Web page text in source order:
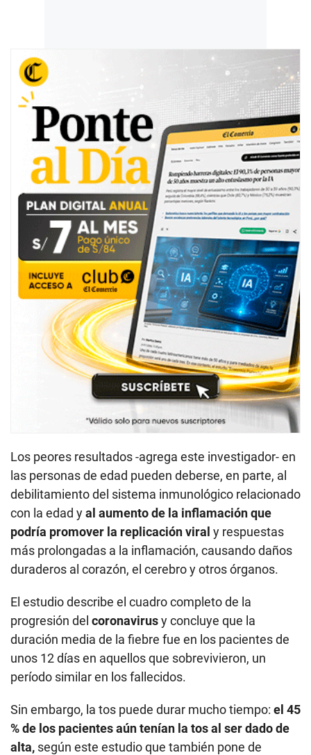
Los peores resultados -agrega este investigador- en
las personas de edad pueden deberse, en parte, al
debilitamiento del sistema inmunológico relacionado
con la edad yal aumento de la inflamación que
podría promover la replicación viral y respuestas
más prolongadas a la inflamación, causando daños
duraderos al corazón, el cerebro y otros órganos.
El estudio describe el cuadro completo de la
progresión del coronavirusy concluye que la
duración media de la fiebre fue en los pacientes de
unos 12 días en aquellos que sobrevivieron, un
período similar en los fallecidos.
Sin embargo, la tos puede durar mucho tiempo: el 45
% de los pacientes aún tenían la tos al ser dado de
alta, según este estudio que también pone de